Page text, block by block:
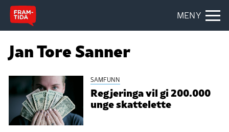
MENY
Jan Tore Sanner
SAMFUNN
Regjeringa vil gi 200.000
unge skattelette